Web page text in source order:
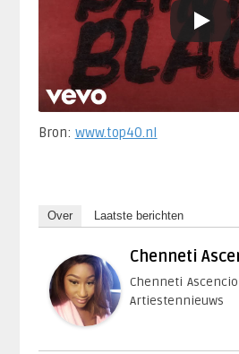
Bron: www.top40.nl
Over Laatste berichten
Chenneti
Chenneti
Artiestennieuws